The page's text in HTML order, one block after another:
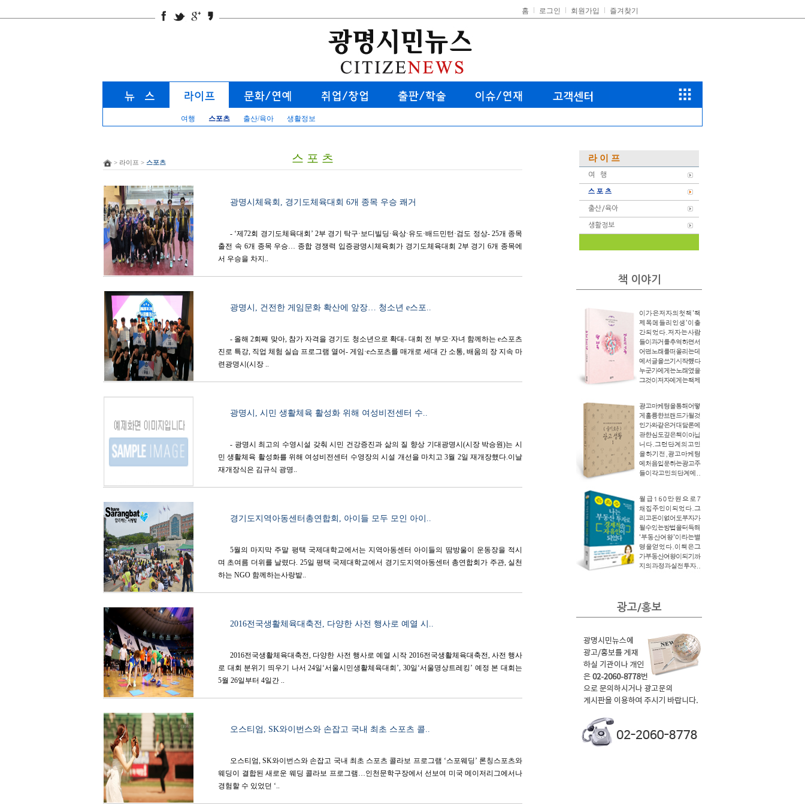
홈 로그인 회원가입 즐겨찾기
여행 스포츠 출산/육아 생활정보
라 이 프
여 행
스 포 츠
출산/육아
생활정보
책 이야기
광고/홍보
스 포 츠
> 라이프 > 스포츠
광명시체육회, 경기도체육대회 6개 종목 우승 쾌거
- ‘제72회 경기도체육대회’ 2부 경기 탁구·보디빌딩·육상·유도·배드민턴·검도 정상- 25개 종목
출전 속 6개 종목 우승… 종합 경쟁력 입증광명시체육회가 경기도체육대회 2부 경기 6개 종목에
서 우승을 차지..
광명시, 건전한 게임문화 확산에 앞장… 청소년 e스포..
- 올해 2회째 맞아, 참가 자격을 경기도 청소년으로 확대- 대회 전 부모·자녀 함께하는 e스포츠
진로 특강, 직업 체험 실습 프로그램 열어- 게임·e스포츠를 매개로 세대 간 소통, 배움의 장 지속 마
련광명시(시장 ..
광명시, 시민 생활체육 활성화 위해 여성비전센터 수..
- 광명시 최고의 수영시설 갖춰 시민 건강증진과 삶의 질 향상 기대광명시(시장 박승원)는 시
민 생활체육 활성화를 위해 여성비전센터 수영장의 시설 개선을 마치고 3월 2일 재개장했다.이날
재개장식은 김규식 광명..
경기도지역아동센터총연합회, 아이들 모두 모인 아이..
5월의 마지막 주말 평택 국제대학교에서는 지역아동센터 아이들의 땀방울이 운동장을 적시
며 초여름 더위를 날렸다. 25일 평택 국제대학교에서 경기도지역아동센터 총연합회가 주관, 실천
하는 NGO 함께하는사랑밭..
2016전국생활체육대축전, 다양한 사전 행사로 예열 시..
2016전국생활체육대축전, 다양한 사전 행사로 예열 시작 2016전국생활체육대축전, 사전 행사
로 대회 분위기 띄우기 나서 24일‘서울시민생활체육대회’, 30일‘서울명상트레킹’ 예정 본 대회는
5월 26일부터 4일간 ..
오스티엄, SK와이번스와 손잡고 국내 최초 스포츠 콜..
오스티엄, SK와이번스와 손잡고 국내 최초 스포츠 콜라보 프로그램 ‘스포웨딩’ 론칭스포츠와
웨딩이 결합된 새로운 웨딩 콜라보 프로그램…인천문학구장에서 선보여 미국 메이저리그에서나
경험할 수 있었던 ‘..